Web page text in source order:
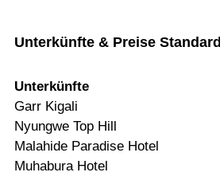
Unterkünfte & Preise Standard
Unter­künfte
Garr Kigali
Nyungwe Top Hill
Mala­hide Para­dise Hotel
Muha­bura Hotel